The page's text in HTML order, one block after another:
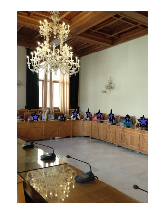
2015
2013
2012
2011
2010
2006
ΔΗΜΟΤΗΣ
ΕΠΙΣΚΕΠΤΗΣ
ΗΡΑΚΛΕΙΟ